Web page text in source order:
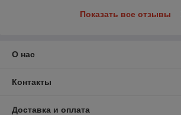
Показать все отзывы
О нас
Контакты
Доставка и оплата